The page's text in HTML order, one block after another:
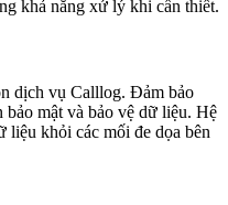
khả năng xử lý khi cần thiết.
dịch vụ Calllog. Đảm bảo
bảo mật và bảo vệ dữ liệu. Hệ
liệu khỏi các mối đe dọa bên